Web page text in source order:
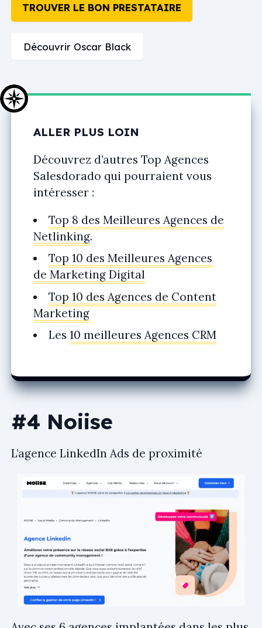
TROUVER LE BON PRESTATAIRE
Découvrir Oscar Black
ALLER PLUS LOIN
Découvrez d’autres Top Agences
Salesdorado qui pourraient vous
intéresser :
Top 8 des Meilleures Agences de
Netlinking.
Top 10 des Meilleures Agences
de Marketing Digital
Top 10 des Agences de Content
Marketing
Les 10 meilleures Agences CRM
#4 Noiise
L’agence LinkedIn Ads de proximité